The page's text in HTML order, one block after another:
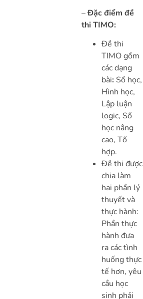
–Đặc điểm đề
thi TIMO:
Đề thi
TIMO gồm
các dạng
bài:Số học,
Hình học,
Lập luận
logic, Số
học nâng
cao, Tổ
hợp.
Đề thi được
chia làm
hai phần lý
thuyết và
thực hành:
Phần thực
hành đưa
ra các tình
huống thực
tế hơn, yêu
cầu học
sinh phải